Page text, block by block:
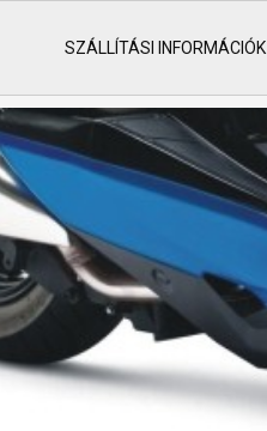
SZÁLLÍTÁSI INFORMÁCIÓK